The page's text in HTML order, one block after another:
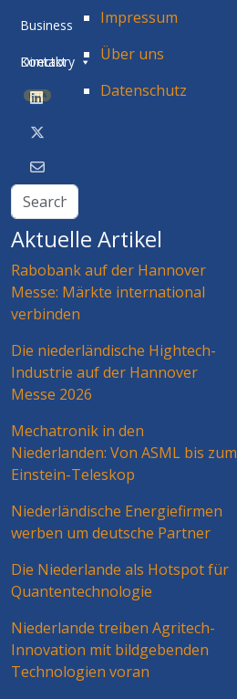
Business
Directory
BETA
Kontakt
Impressum
Über uns
Datenschutz
Aktuelle Artikel
Rabobank auf der Hannover
Messe: Märkte international
verbinden
Die niederländische Hightech-
Industrie auf der Hannover
Messe 2026
Mechatronik in den
Niederlanden: Von ASML bis zum
Einstein-Teleskop
Niederländische Energiefirmen
werben um deutsche Partner
Die Niederlande als Hotspot für
Quantentechnologie
Niederlande treiben Agritech-
Innovation mit bildgebenden
Technologien voran